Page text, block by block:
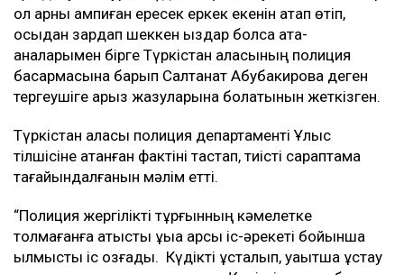
ол қарны қампиған ересек еркек екенін атап өтіп,
осыдан зардап шеккен қыздар болса ата-
аналарымен бірге Түркістан қаласының полиция
басқармасына барып Салтанат Абубакирова деген
тергеушіге арыз жазуларына болатынын жеткізген.
Түркістан қаласы полиция департаменті Ұлыс
тілшісіне атанған фактіні тастап, тиісті сараптама
тағайындалғанын мәлім етті.
“Полиция жергілікті тұрғынның кәмелетке
толмағанға қатысты құқыққа қарсы іс-әрекеті бойынша
қылмыстық іс қозғады. Күдікті ұсталып, уақытша ұстау